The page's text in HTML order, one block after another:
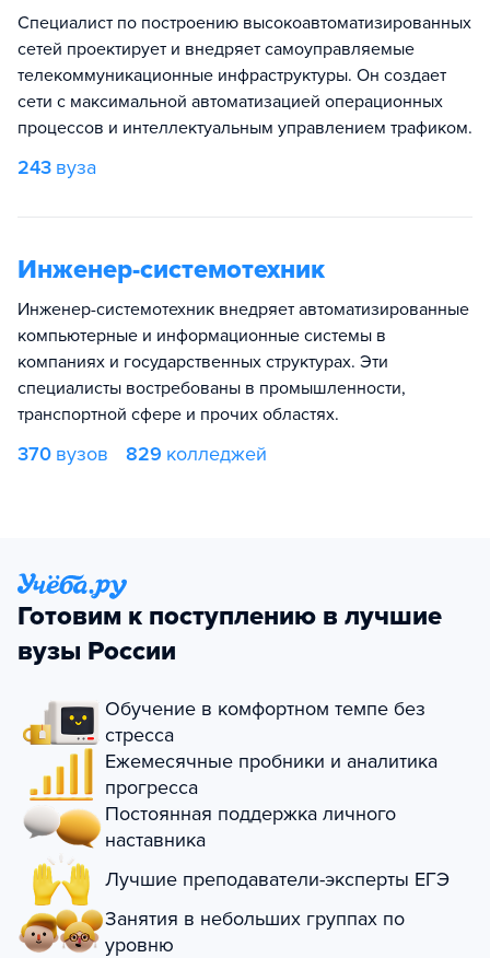
Специалист по построению высокоавтоматизированных
сетей проектирует и внедряет самоуправляемые
телекоммуникационные инфраструктуры. Он создает
сети с максимальной автоматизацией операционных
процессов и интеллектуальным управлением трафиком.
243 вуза
Инженер-системотехник
Инженер-системотехник внедряет автоматизированные
компьютерные и информационные системы в
компаниях и государственных структурах. Эти
специалисты востребованы в промышленности,
транспортной сфере и прочих областях.
370 вузов 829 колледжей
Готовим к поступлению в лучшие
вузы России
Обучение в комфортном темпе без
стресса
Ежемесячные пробники и аналитика
прогресса
Постоянная поддержка личного
наставника
Лучшие преподаватели-эксперты ЕГЭ
Занятия в небольших группах по
уровню